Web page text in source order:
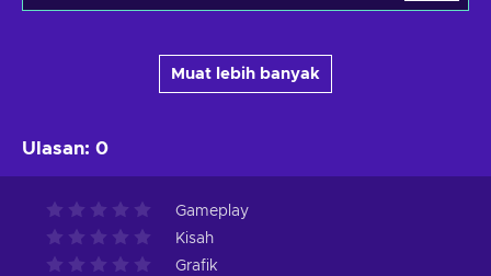
Muat lebih banyak
Ulasan: 0
Gameplay
Kisah
Grafik